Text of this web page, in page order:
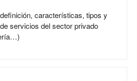
características, tipos y
servicios del sector privado